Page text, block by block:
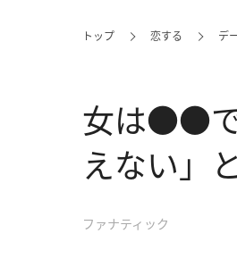
トップ 恋する デ
女は●●で
えない」
ファナティック